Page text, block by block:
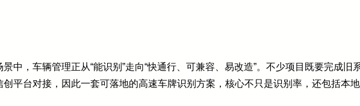
中，车辆管理正从“能识别”走向“快通行、可兼容、易改造”。不少项目既要完成旧
平台对接，因此一套可落地的高速车牌识别方案，核心不只是识别率，还包括本